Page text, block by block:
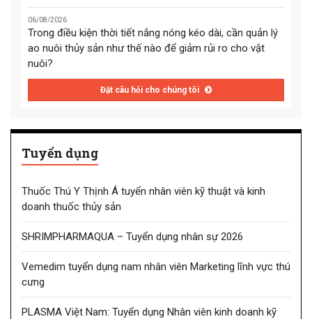
06/08/2026
Trong điều kiện thời tiết nắng nóng kéo dài, cần quản lý
ao nuôi thủy sản như thế nào để giảm rủi ro cho vật
nuôi?
Đặt câu hỏi cho chúng tôi
Tuyển dụng
Thuốc Thú Y Thịnh Á tuyển nhân viên kỹ thuật và kinh
doanh thuốc thủy sản
SHRIMPHARMAQUA – Tuyển dụng nhân sự 2026
Vemedim tuyển dụng nam nhân viên Marketing lĩnh vực thú
cưng
PLASMA Việt Nam: Tuyển dụng Nhân viên kinh doanh kỹ